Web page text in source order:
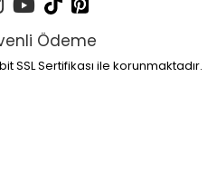
Ödeme
SSL Sertifikası ile korunmaktadır.